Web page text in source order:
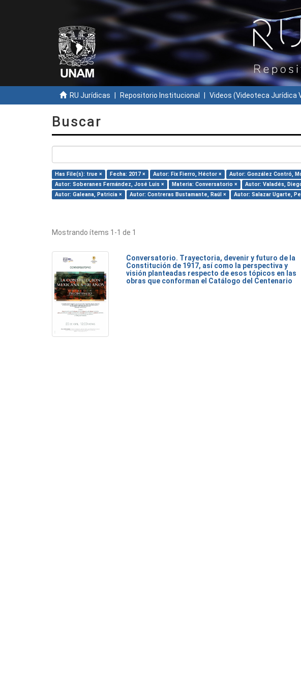
RU Jurídicas Repositorio Institucional Videos (Videoteca Jurídica
Buscar
Has File(s): true × Fecha: 2017 × Autor: Fix Fierro, Héctor × Autor: González Contró,
Autor: Soberanes Fernández, José Luis ×
Materia: Conversatorio × Autor: Valadés,
Autor: Galeana, Patricia ×
Autor: Contreras Bustamante, Raúl × Autor: Salazar Ugarte,
Mostrando ítems 1-1 de 1
Conversatorio. Trayectoria, devenir y futuro de la
Constitución de 1917, así como la perspectiva y
visión planteadas respecto de esos tópicos en las
obras que conforman el Catálogo del Centenario